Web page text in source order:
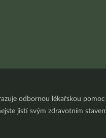
odbornou lékařskou
jistí svým zdravotním